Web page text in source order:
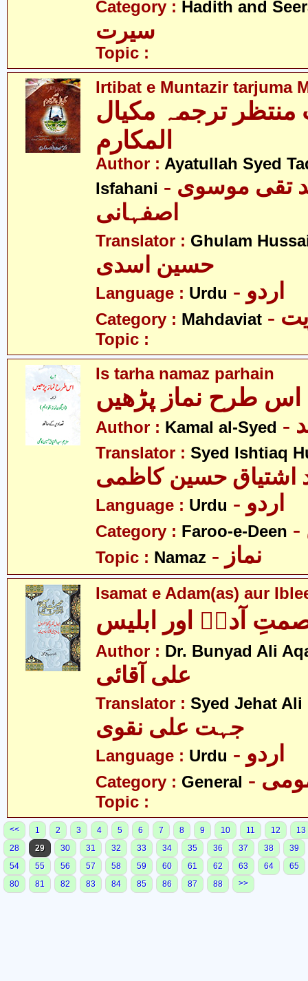
Category : Hadith and
سیرت
Topic :
Irtibat e Muntazir tarjuma
منتظر ترجمہ مکیال
المکارم
Author : Ayatullah Syed
Isfahani - آیت اللہ سید تقی موسوی
اصفہانی
Translator : Ghulam
حسین اسدی
Language : Urdu - اردو
Category : Mahdaviat
Topic :
Is tarha namaz parhain
اس طرح نماز پڑھیں
Author : Kamal al-Syed
Translator : Syed Ishtiaq
اشتیاق حسین کاظمی
Language : Urdu - اردو
Category : Faroo-e-Deen
Topic : Namaz - نماز
Isamat e Adam(as) aur
آدمؑ اور ابلیس
Author : Dr. Bunyad Ali
علی آقائی
Translator : Syed Jehat Ali
جہت علی نقوی
Language : Urdu - اردو
Category : General
Topic :
<< 1 2 3 4 5 6 7 8 9 10 11 12
13
28
29 30 31 32 33 34 35 36 37 38
39
54
55 56 57 58 59 60 61 62 63 64
65
80
81 82 83 84 85 86 87 88 >>